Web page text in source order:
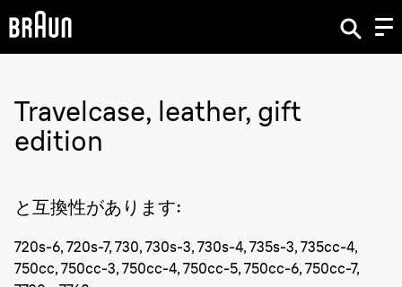
Travelcase, leather, gift
edition
と互換性があります:
720s-6, 720s-7, 730, 730s-3, 730s-4, 735s-3, 735cc-4,
750cc, 750cc-3, 750cc-4, 750cc-5, 750cc-6, 750cc-7,